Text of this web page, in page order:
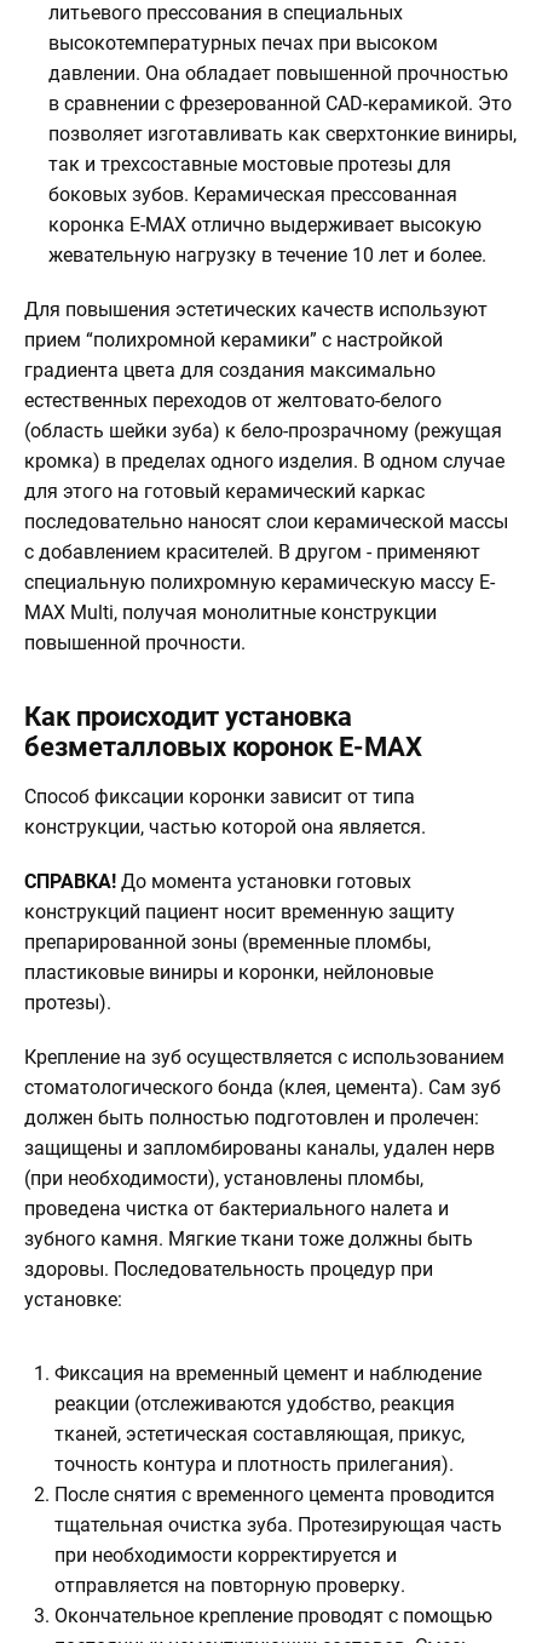
литьевого прессования в специальных
высокотемпературных печах при высоком
давлении. Она обладает повышенной прочностью
в сравнении с фрезерованной CAD-керамикой. Это
позволяет изготавливать как сверхтонкие виниры,
так и трехсоставные мостовые протезы для
боковых зубов. Керамическая прессованная
коронка E-MAX отлично выдерживает высокую
жевательную нагрузку в течение 10 лет и более.
Для повышения эстетических качеств используют
прием “полихромной керамики” с настройкой
градиента цвета для создания максимально
естественных переходов от желтовато-белого
(область шейки зуба) к бело-прозрачному (режущая
кромка) в пределах одного изделия. В одном случае
для этого на готовый керамический каркас
последовательно наносят слои керамической массы
с добавлением красителей. В другом - применяют
специальную полихромную керамическую массу E-
MAX Multi, получая монолитные конструкции
повышенной прочности.
Как происходит установка
безметалловых коронок E-MAX
Способ фиксации коронки зависит от типа
конструкции, частью которой она является.
СПРАВКА! До момента установки готовых
конструкций пациент носит временную защиту
препарированной зоны (временные пломбы,
пластиковые виниры и коронки, нейлоновые
протезы).
Крепление на зуб осуществляется с использованием
стоматологического бонда (клея, цемента). Сам зуб
должен быть полностью подготовлен и пролечен:
защищены и запломбированы каналы, удален нерв
(при необходимости), установлены пломбы,
проведена чистка от бактериального налета и
зубного камня. Мягкие ткани тоже должны быть
здоровы. Последовательность процедур при
установке:
Фиксация на временный цемент и наблюдение
реакции (отслеживаются удобство, реакция
тканей, эстетическая составляющая, прикус,
точность контура и плотность прилегания).
После снятия с временного цемента проводится
тщательная очистка зуба. Протезирующая часть
при необходимости корректируется и
отправляется на повторную проверку.
Окончательное крепление проводят с помощью